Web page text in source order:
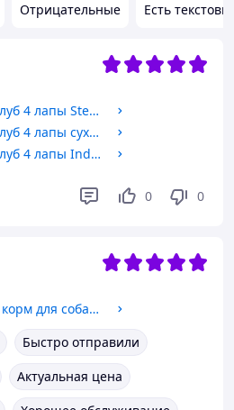
Отрицательные Есть
Club 4 Paws Premium Клуб 4 лапы Sterilized сухой корм для стерилизованных кошек и котов с лососем 2 кг
Club 4 Paws Premium Клуб 4 лапы сухой корм для взрослых кошек, со вкусом лосося 2 КГ
Club 4 Paws Premium Клуб 4 лапы Indoor 4 in 1 сухой корм для домашних кошек с ягненком 2 КГ
0 0
Влажный беззерновой корм для собак Farmina (Фармина) N&D Grain Free с перепелкой и тыквой 285 гр
Быстро отправили
Актуальная цена